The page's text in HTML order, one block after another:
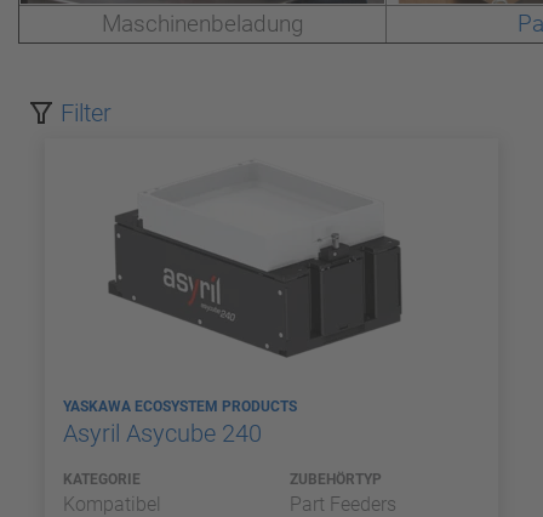
Maschinenbeladung
Filter
YASKAWA ECOSYSTEM PRODUCTS
Asyril Asycube 240
KATEGORIE
Kompatibel
ZUBEHÖRTYP
Part Feeders